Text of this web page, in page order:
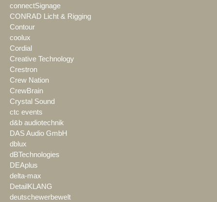
connectSignage
CONRAD Licht & Rigging
Contour
coolux
Cordial
Creative Technology
Crestron
Crew Nation
CrewBrain
Crystal Sound
ctc events
d&b audiotechnik
DAS Audio GmbH
dblux
dBTechnologies
DEAplus
delta-max
DetailKLANG
deutschewerbewelt